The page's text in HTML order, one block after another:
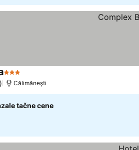
3 Zvezdice
Călimăneşti
tačne cene